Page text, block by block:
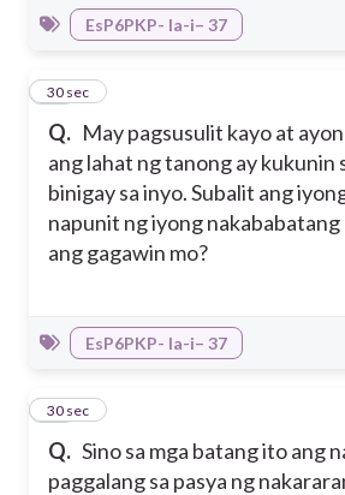
EsP6PKP- Ia-i– 37
Q. May pagsusulit kayo at
ang lahat ng tanong ay kukunin
binigay sa inyo. Subalit ang
napunit ng iyong
ang gagawin mo?
37
30 sec
EsP6PKP- Ia-i– 37
Q. Sino sa mga batang ito ang
paggalang sa pasya ng
38
30 sec